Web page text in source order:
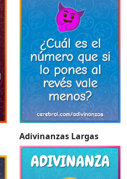
Adivinanzas Largas